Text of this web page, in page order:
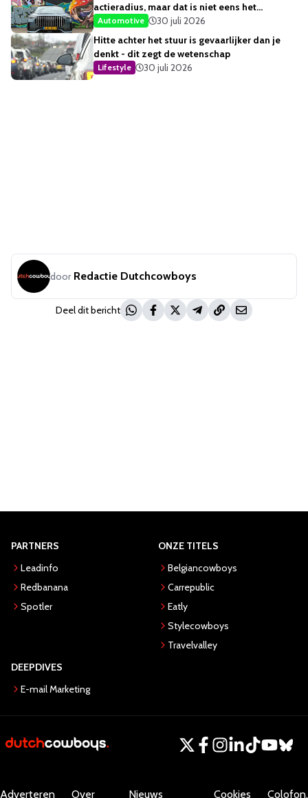
actieradius, maar dat is niet eens het
opvallendste
Automotive
30 juli 2026
Hitte achter het stuur is gevaarlijker dan je
denkt - dit zegt de wetenschap
Lifestyle 30 juli 2026
door Redactie Dutchcowboys
Deel dit bericht
PARTNERS
Leadinfo
Redbanana
Spotler
ONZE TITELS
Belgiancowboys
Carrepublic
Eatly
Stylecowboys
Travelvalley
DEEPDIVES
E-mail Marketing
Adverteren Over Nieuws Cookies Colofon.